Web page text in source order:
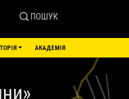
ПОШУК
АКАДЕМІЯ